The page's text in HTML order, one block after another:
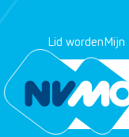
Lid wordenMijn